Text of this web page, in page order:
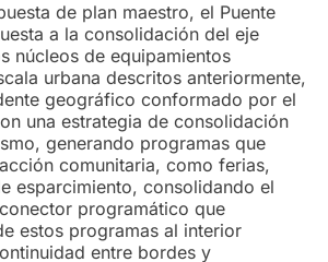
de plan maestro, el Puente
a la consolidación del eje
núcleos de equipamientos
urbana descritos anteriormente,
geográfico conformado por el
una estrategia de consolidación
generando programas que
comunitaria, como ferias,
esparcimiento, consolidando el
programático que
estos programas al interior
entre bordes y